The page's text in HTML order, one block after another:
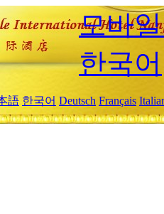
모바
한국어
語 한국어 Deutsch Français